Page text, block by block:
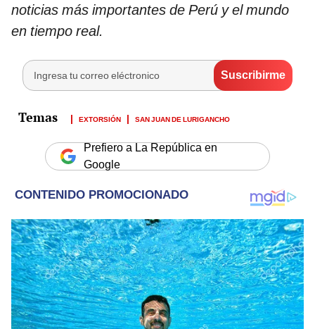
noticias más importantes de Perú y el mundo
en tiempo real.
EXTORSIÓN SAN JUAN DE LURIGANCHO
Prefiero a La República en
Google